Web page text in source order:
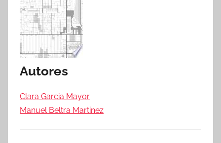
Autores
Clara Garcia Mayor
Manuel Beltra Martinez